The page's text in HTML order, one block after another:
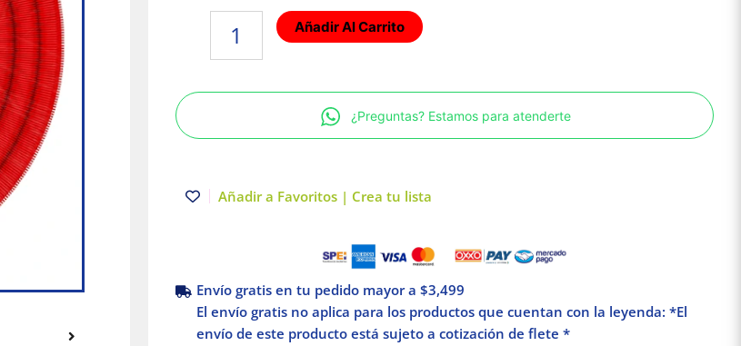
pesado
con
Guía
cantidad
Añadir Al Carrito
¿Preguntas? Estamos para atenderte
Añadir a Favoritos | Crea tu lista
Envío gratis en tu pedido mayor a $3,499
El envío gratis no aplica para los productos que cuentan con la leyenda: *El
envío de este producto está sujeto a cotización de flete *